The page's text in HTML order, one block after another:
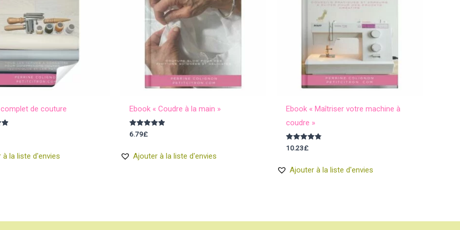
de couture
à la liste d'envies
Ebook « Coudre à la main »
Note
5.00
6.79£
Ajouter à la liste d'envies
Ebook « Maîtriser votre machine à
coudre »
Note
4.83
10.23£
Ajouter à la liste d'envies